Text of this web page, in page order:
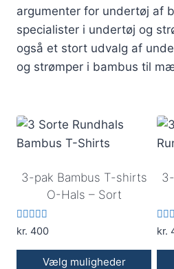
argumenter for undertøj af
specialister i undertøj og
også et stort udvalg af
og strømper i bambus til
3-pak Bambus T-shirts
O-Hals – Sort
Vurderet
5.00
ud af 5
kr. 400
Vælg muligheder
5.00
ud
kr.